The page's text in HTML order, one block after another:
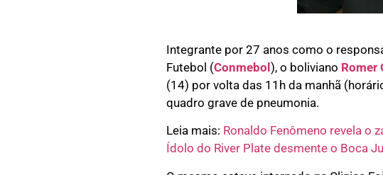
Integrante por 27 anos como o
Futebol (Conmebol ), o boliviano Romer
(14) por volta das 11h da manhã
quadro grave de pneumonia.
Leia mais: Ronaldo Fenômeno revela o
Ídolo do River Plate desmente o Boca